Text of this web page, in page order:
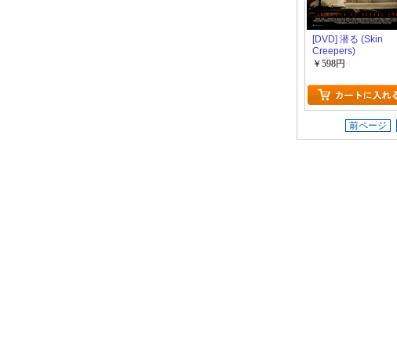
[DVD] 潜る (Skin
Creepers)
￥598円
前ページ